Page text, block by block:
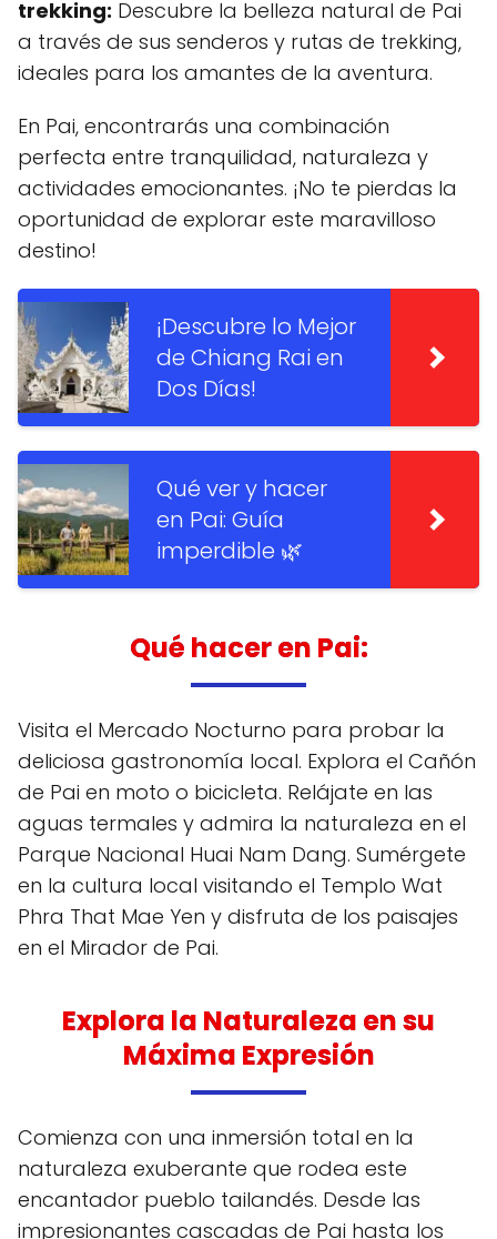
trekking: Descubre la belleza natural de Pai
a través de sus senderos y rutas de trekking,
ideales para los amantes de la aventura.
En Pai, encontrarás una combinación
perfecta entre tranquilidad, naturaleza y
actividades emocionantes. ¡No te pierdas la
oportunidad de explorar este maravilloso
destino!
¡Descubre lo Mejor
de Chiang Rai en
Dos Días!
Qué ver y hacer
en Pai: Guía
imperdible 🌿
Qué hacer en Pai:
Visita el Mercado Nocturno para probar la
deliciosa gastronomía local. Explora el Cañón
de Pai en moto o bicicleta. Relájate en las
aguas termales y admira la naturaleza en el
Parque Nacional Huai Nam Dang. Sumérgete
en la cultura local visitando el Templo Wat
Phra That Mae Yen y disfruta de los paisajes
en el Mirador de Pai.
Explora la Naturaleza en su
Máxima Expresión
Comienza con una inmersión total en la
naturaleza exuberante que rodea este
encantador pueblo tailandés. Desde las
impresionantes cascadas de Pai hasta los